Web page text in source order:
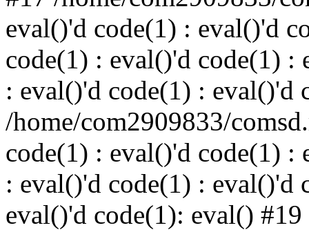
eval()'d code(1) : eval()'d
code(1) : eval()'d code(1) :
: eval()'d code(1) : eval()'d
/home/com2909833/
code(1) : eval()'d code(1) :
: eval()'d code(1) : eval()'d
eval()'d code(1): eval() #19